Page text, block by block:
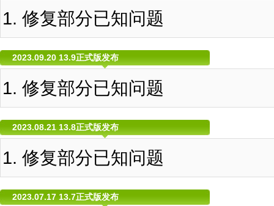
修复部分已知问题
2023.09.20 13.9正式版发布
修复部分已知问题
2023.08.21 13.8正式版发布
修复部分已知问题
2023.07.17 13.7正式版发布